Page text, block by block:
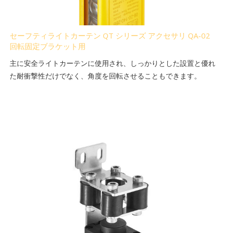
セーフティライトカーテン QT シリーズ アクセサリ QA-02
回転固定ブラケット用
主に安全ライトカーテンに使用され、しっかりとした設置と優れ
た耐衝撃性だけでなく、角度を回転させることもできます。